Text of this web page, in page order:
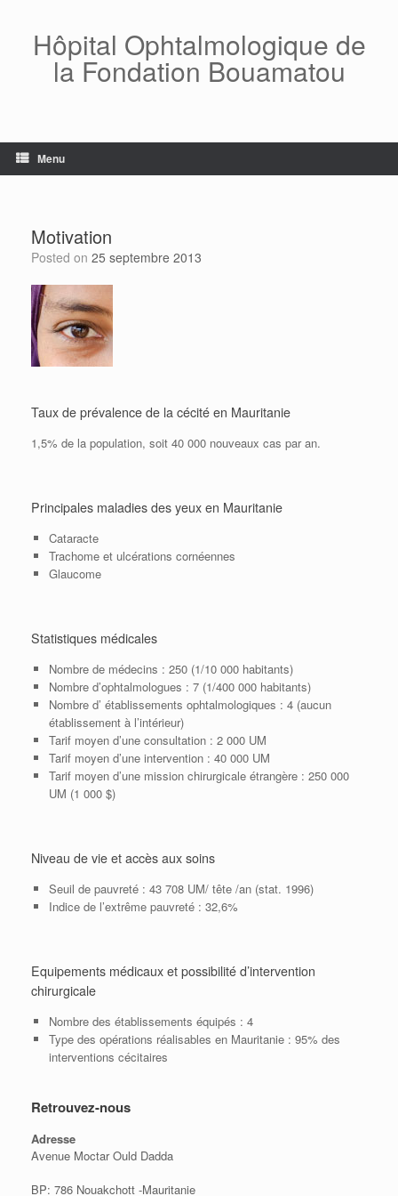
contentHôpital Ophtalmologique de
la Fondation Bouamatou
Menu
Motivation
Posted on 25 septembre 2013
Taux de prévalence de la cécité en Mauritanie
1,5% de la population, soit 40 000 nouveaux cas par an.
Principales maladies des yeux en Mauritanie
Cataracte
Trachome et ulcérations cornéennes
Glaucome
Statistiques médicales
Nombre de médecins : 250 (1/10 000 habitants)
Nombre d’ophtalmologues : 7 (1/400 000 habitants)
Nombre d’ établissements ophtalmologiques : 4 (aucun
établissement à l’intérieur)
Tarif moyen d’une consultation : 2 000 UM
Tarif moyen d’une intervention : 40 000 UM
Tarif moyen d’une mission chirurgicale étrangère : 250 000
UM (1 000 $)
Niveau de vie et accès aux soins
Seuil de pauvreté : 43 708 UM/ tête /an (stat. 1996)
Indice de l’extrême pauvreté : 32,6%
Equipements médicaux et possibilité d’intervention
chirurgicale
Nombre des établissements équipés : 4
Type des opérations réalisables en Mauritanie : 95% des
interventions cécitaires
Retrouvez-nous
Adresse
Avenue Moctar Ould Dadda
BP: 786 Nouakchott -Mauritanie